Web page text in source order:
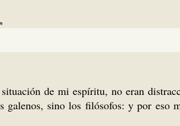
de mi espíritu, no eran
galenos, sino los filósofos: y por